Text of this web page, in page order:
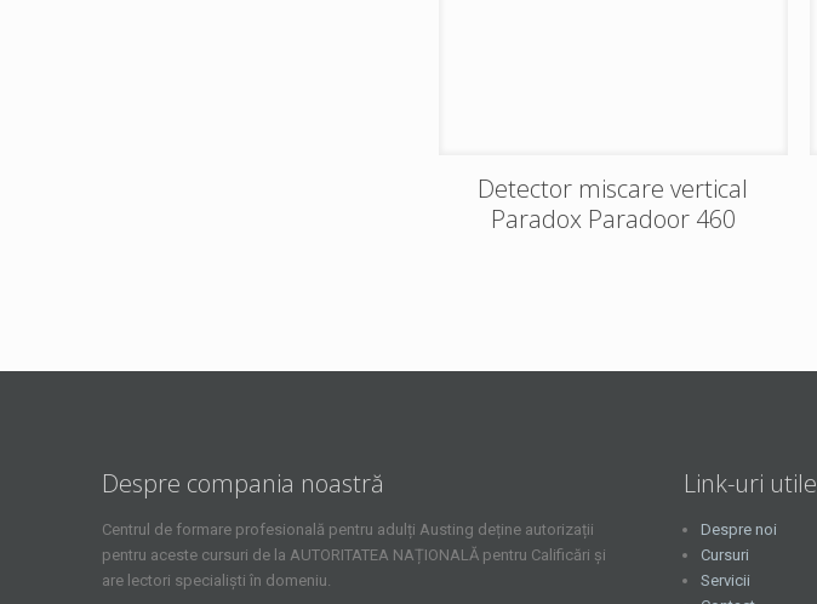
Detector miscare vertical
Paradox Paradoor 460
Despre compania noastră
Centrul de formare profesională pentru adulți Austing deține autorizații
pentru aceste cursuri de la AUTORITATEA NAȚIONALĂ pentru Calificări și
are lectori specialiști în domeniu.
Link-uri utile
Despre noi
Cursuri
Servicii